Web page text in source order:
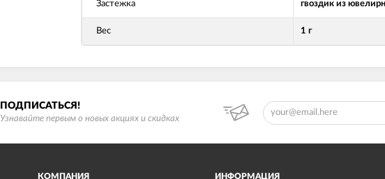
Застежка гвоздик из
Вес 1 г
ПОДПИСАТЬСЯ!
Узнавайте первым о новых акциях и скидках
КОМПАНИЯ ИНФОРМАЦИЯ